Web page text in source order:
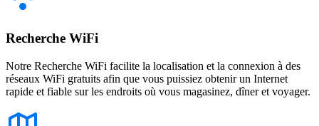
Recherche WiFi
Notre Recherche WiFi facilite la localisation et la connexion à des
réseaux WiFi gratuits afin que vous puissiez obtenir un Internet
rapide et fiable sur les endroits où vous magasinez, dîner et voyager.